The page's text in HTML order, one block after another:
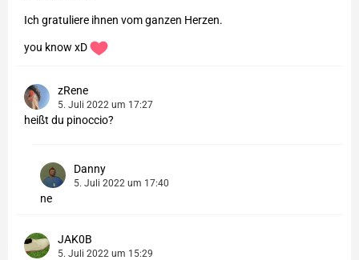
Ich gratuliere ihnen vom ganzen Herzen.
you know xD
zRene
5. Juli 2022 um 17:27
heißt du pinoccio?
Danny
5. Juli 2022 um 17:40
ne
JAK0B
5. Juli 2022 um 15:29